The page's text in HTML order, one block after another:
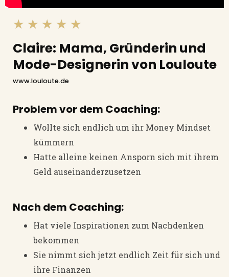
★ ★ ★ ★ ★
Claire: Mama, Gründerin und
Mode-Designerin von Louloute
www.louloute.de
Problem vor dem Coaching:
Wollte sich endlich um ihr Money Mindset
kümmern
Hatte alleine keinen Ansporn sich mit ihrem
Geld auseinanderzusetzen
Nach dem Coaching:
Hat viele Inspirationen zum Nachdenken
bekommen
Sie nimmt sich jetzt endlich Zeit für sich und
ihre Finanzen